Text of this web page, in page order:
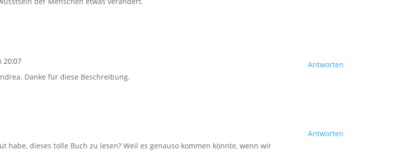
20:07
Danke für diese Beschreibung.
Antworten
habe, dieses tolle Buch zu lesen? Weil es genauso kommen könnte, wenn wir
Antworten